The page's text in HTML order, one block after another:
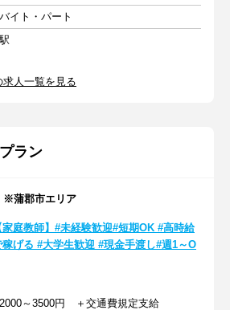
イト・パート
人一覧を見る
ラン
蒲郡市エリア
家庭教師】#未経験歓迎#短期OK #高時給
稼げる #大学生歓迎 #現金手渡し#週1～O
～3500円 ＋交通費規定支給